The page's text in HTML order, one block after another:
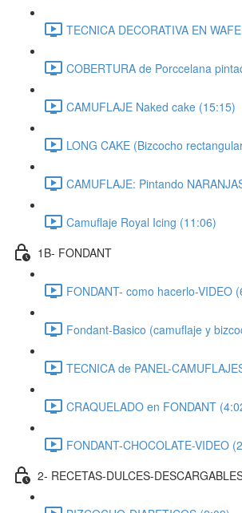
TECNICA DECORATIVA EN
COBERTURA de Porccelana
CAMUFLAJE Naked cake (15:15)
LONG CAKE (Bizcocho
CAMUFLAJE: Pintando
Camuflaje Royal Icing (11:06)
1B- FONDANT
FONDANT- como hacerlo-VIDEO
Fondant-Basico (camuflaje y
TECNICA de PANEL-
CRAQUELADO en FONDANT
FONDANT-CHOCOLATE-VIDEO
2- RECETAS-DULCES-